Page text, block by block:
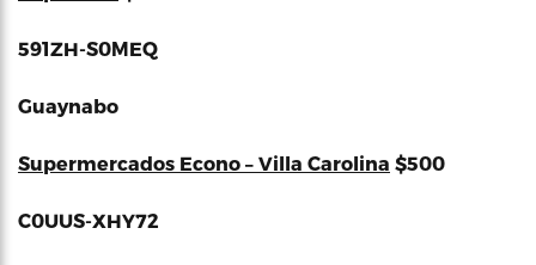
591ZH-S0MEQ
Guaynabo
Supermercados Econo – Villa Carolina $500
C0UUS-XHY72